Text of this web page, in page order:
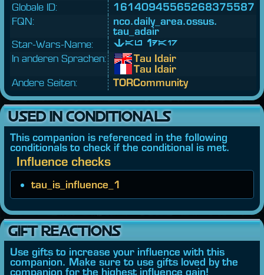
Globale ID:
16140945565268375587
FQN:
nco.daily_area.ossus.
tau_adair
Star-Wars-Name:
Tau Idair
In anderen Sprachen:
Tau Idair
Tau Idair
Andere Seiten:
TORCommunity
USED IN CONDITIONALS
This companion is referenced in the following
conditionals to check if the conditional is met.
Influence checks
tau_is_influence_1
GIFT REACTIONS
Use gifts to increase your influence with this
companion. Make sure to use gifts loved by the
companion for the highest influence gain!